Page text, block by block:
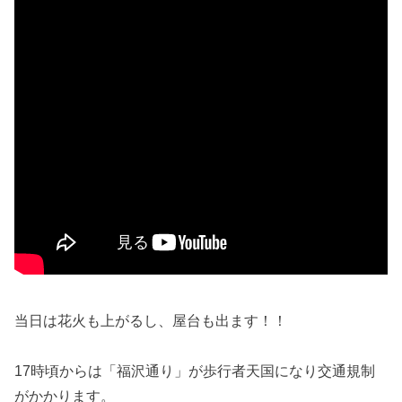
当日は花火も上がるし、屋台も出ます！！
17時頃からは「福沢通り」が歩行者天国になり交通規制
がかかります。